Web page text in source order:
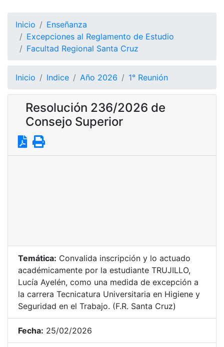
Inicio
Enseñanza
Excepciones al Reglamento de Estudio
Facultad Regional Santa Cruz
Inicio Indice Año 2026 1° Reunión
Resolución 236/2026 de
Consejo Superior
Temática: Convalida inscripción y lo actuado
académicamente por la estudiante TRUJILLO,
Lucía Ayelén, como una medida de excepción a
la carrera Tecnicatura Universitaria en Higiene y
Seguridad en el Trabajo. (F.R. Santa Cruz)
Fecha: 25/02/2026